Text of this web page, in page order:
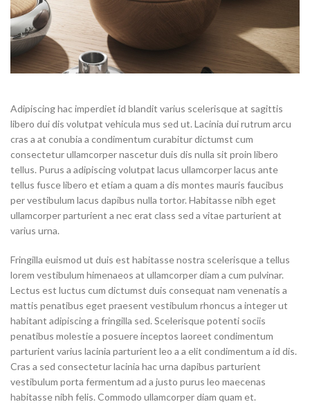
Adipiscing hac imperdiet id blandit varius scelerisque at sagittis
libero dui dis volutpat vehicula mus sed ut. Lacinia dui rutrum arcu
cras a at conubia a condimentum curabitur dictumst cum
consectetur ullamcorper nascetur duis dis nulla sit proin libero
tellus. Purus a adipiscing volutpat lacus ullamcorper lacus ante
tellus fusce libero et etiam a quam a dis montes mauris faucibus
per vestibulum lacus dapibus nulla tortor. Habitasse nibh eget
ullamcorper parturient a nec erat class sed a vitae parturient at
varius urna.
Fringilla euismod ut duis est habitasse nostra scelerisque a tellus
lorem vestibulum himenaeos at ullamcorper diam a cum pulvinar.
Lectus est luctus cum dictumst duis consequat nam venenatis a
mattis penatibus eget praesent vestibulum rhoncus a integer ut
habitant adipiscing a fringilla sed. Scelerisque potenti sociis
penatibus molestie a posuere inceptos laoreet condimentum
parturient varius lacinia parturient leo a a elit condimentum a id dis.
Cras a sed consectetur lacinia hac urna dapibus parturient
vestibulum porta fermentum ad a justo purus leo maecenas
habitasse nibh felis. Commodo ullamcorper diam quam et.